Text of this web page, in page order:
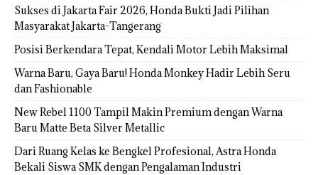
Sukses di Jakarta Fair 2026, Honda Bukti Jadi Pilihan
Masyarakat Jakarta-Tangerang
Posisi Berkendara Tepat, Kendali Motor Lebih Maksimal
Warna Baru, Gaya Baru! Honda Monkey Hadir Lebih Seru
dan Fashionable
New Rebel 1100 Tampil Makin Premium dengan Warna
Baru Matte Beta Silver Metallic
Dari Ruang Kelas ke Bengkel Profesional, Astra Honda
Bekali Siswa SMK dengan Pengalaman Industri